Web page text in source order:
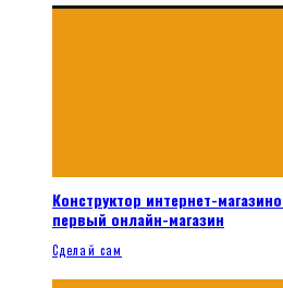
Конструктор интернет-
первый онлайн-магазин
Сделай сам